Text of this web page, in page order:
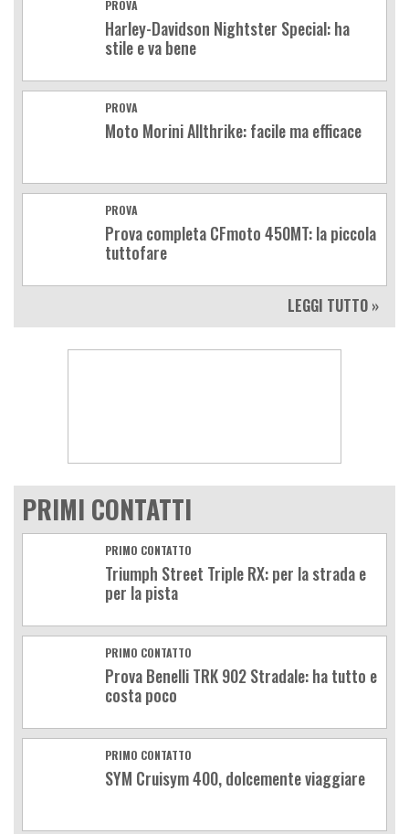
PROVA
Harley-Davidson Nightster Special: ha
stile e va bene
PROVA
Moto Morini Allthrike: facile ma efficace
PROVA
Prova completa CFmoto 450MT: la piccola
tuttofare
LEGGI TUTTO »
PRIMI CONTATTI
PRIMO CONTATTO
Triumph Street Triple RX: per la strada e
per la pista
PRIMO CONTATTO
Prova Benelli TRK 902 Stradale: ha tutto e
costa poco
PRIMO CONTATTO
SYM Cruisym 400, dolcemente viaggiare